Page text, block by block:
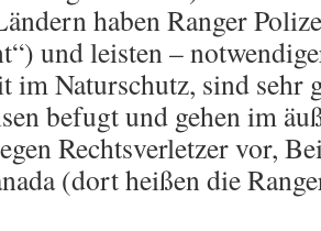
haben Ranger
und leisten –
im Naturschutz, sind sehr
befugt und gehen im
Rechtsverletzer vor,
(dort heißen die